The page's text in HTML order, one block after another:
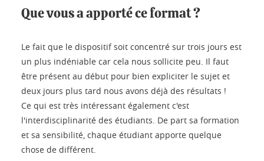
Que vous a apporté ce format ?
Le fait que le dispositif soit concentré sur trois jours est
un plus indéniable car cela nous sollicite peu. Il faut
être présent au début pour bien expliciter le sujet et
deux jours plus tard nous avons déjà des résultats !
Ce qui est très intéressant également c'est
l'interdisciplinarité des étudiants. De part sa formation
et sa sensibilité, chaque étudiant apporte quelque
chose de différent.